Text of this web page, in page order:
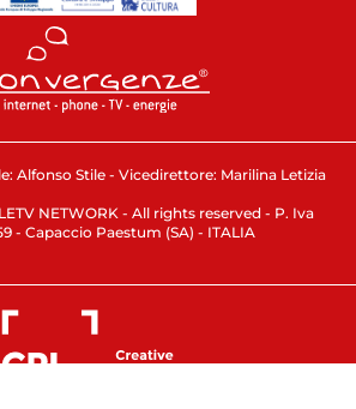
Alfonso Stile - Vicedirettore: Marilina Letizia
NETWORK - All rights reserved - P. Iva
- Capaccio Paestum (SA) - ITALIA